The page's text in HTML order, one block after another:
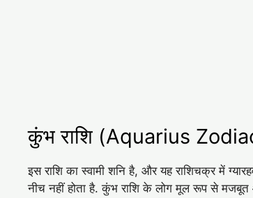
कुंभ राशि (Aquarius
इस राशि का स्वामी शनि है, और यह राशिचक्र में
नीच नहीं होता है. कुंभ राशि के लोग मूल रूप से मजबूत